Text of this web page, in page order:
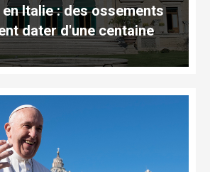
Italie : des ossements
dater d'une centaine